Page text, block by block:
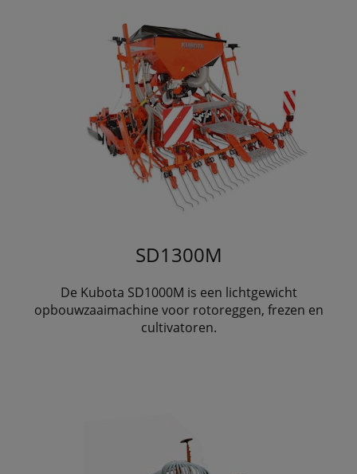
SD1300M
De Kubota SD1000M is een lichtgewicht
opbouwzaaimachine voor rotoreggen, frezen en
cultivatoren.